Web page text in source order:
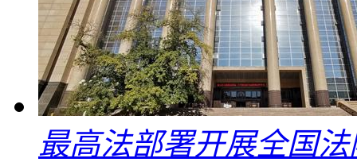
最高法部署开展全国